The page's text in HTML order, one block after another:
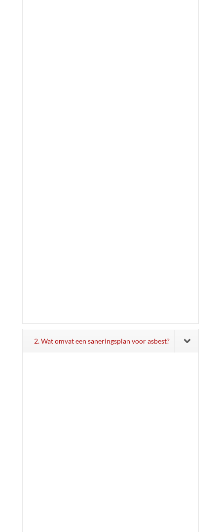
2. Wat omvat een saneringsplan voor asbest?